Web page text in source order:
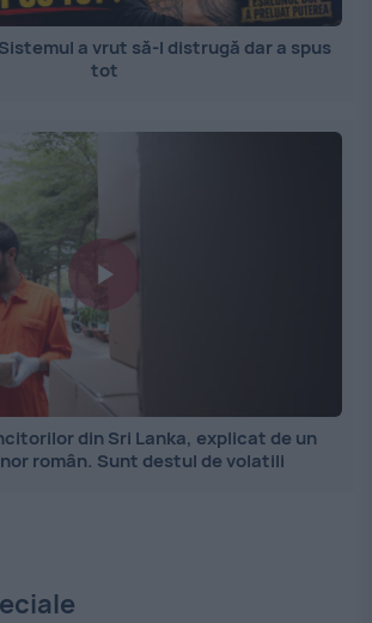
a vrut să-l distrugă dar a spus
tot
din Sri Lanka, explicat de un
român. Sunt destul de volatili